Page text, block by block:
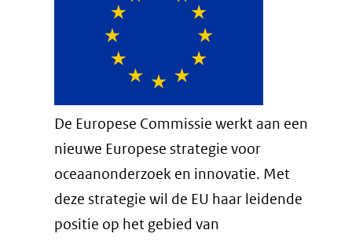
De Europese Commissie werkt aan een
nieuwe Europese strategie voor
oceaanonderzoek en innovatie. Met
deze strategie wil de EU haar leidende
positie op het gebied van